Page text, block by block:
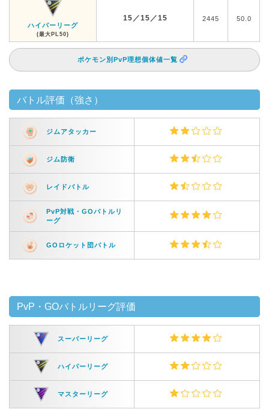
ハイパーリーグ
(最大PL50)
15／15／15 2445 50.0
ポケモン別PvP理想個体値一覧
バトル評価（強さ）
ジムアタッカー
ジム防衛
レイドバトル
PvP対戦・GOバトルリ
ーグ
GOロケット団バトル
PvP・GOバトルリーグ評価
スーパーリーグ
ハイパーリーグ
マスターリーグ